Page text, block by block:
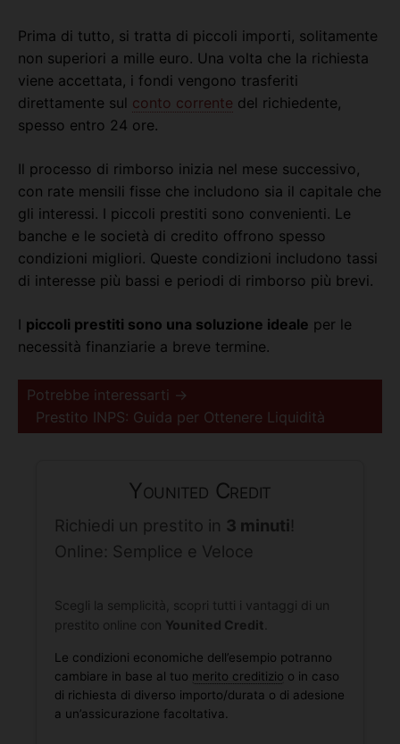
Prima di tutto, si tratta di piccoli importi, solitamente
non superiori a mille euro. Una volta che la richiesta
viene accettata, i fondi vengono trasferiti
direttamente sul conto corrente del richiedente,
spesso entro 24 ore.
Il processo di rimborso inizia nel mese successivo,
con rate mensili fisse che includono sia il capitale che
gli interessi. I piccoli prestiti sono convenienti. Le
banche e le società di credito offrono spesso
condizioni migliori. Queste condizioni includono tassi
di interesse più bassi e periodi di rimborso più brevi.
I piccoli prestiti sono una soluzione ideale per le
necessità finanziarie a breve termine.
Potrebbe interessarti →
Prestito INPS: Guida per Ottenere Liquidità
Younited Credit
Richiedi un prestito in 3 minuti!
Online: Semplice e Veloce
Scegli la semplicità, scopri tutti i vantaggi di un
prestito online con Younited Credit
Le condizioni economiche dell’esempio potranno
cambiare in base al tuo merito creditizio o in caso
di richiesta di diverso importo/durata o di adesione
a un’assicurazione facoltativa.